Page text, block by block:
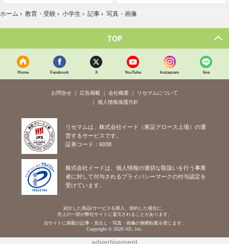
ホーム › 教育・受験 › 小学生 › 記事 › 写真・画像
TOP
Home Facebook X YouTube Instagram line
お問合せ 広告掲載 会社概要
リセマムについて
個人情報保護方針
リセマムは、株式会社イード（東証グロース上場）の運
営するサービスです。
証券コード：6038
株式会社イードは、個人情報の適切な取扱いを行う事業
者に対して付与されるプライバシーマークの付与認定を
受けています。
紹介した商品/サービスを購入、契約した場合に、
売上の一部が弊社サイトに還元されることがあります。
当サイトに掲載の記事・見出し・写真・画像の無断転載を禁じます。
Copyright © 2026 IID, Inc.
advertisement